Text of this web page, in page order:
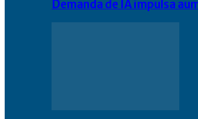
Demanda de IA impulsa